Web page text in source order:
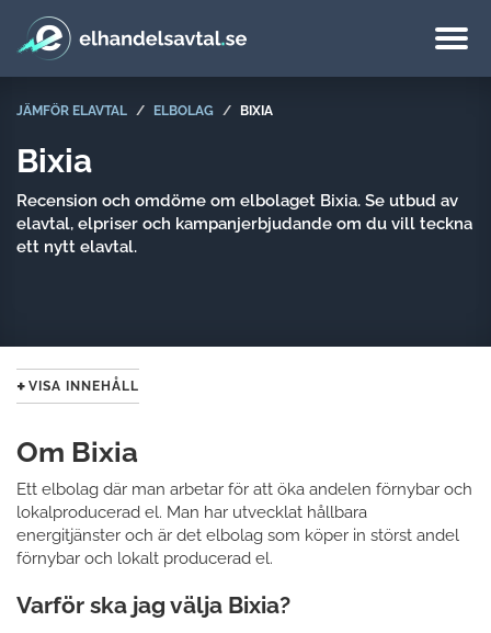
JÄMFÖR ELAVTAL ELBOLAG BIXIA
Bixia
Recension och omdöme om elbolaget Bixia. Se utbud av
elavtal, elpriser och kampanjerbjudande om du vill teckna
ett nytt elavtal.
VISA INNEHÅLL
Om Bixia
Ett elbolag där man arbetar för att öka andelen förnybar och
lokalproducerad el. Man har utvecklat hållbara
energitjänster och är det elbolag som köper in störst andel
förnybar och lokalt producerad el.
Varför ska jag välja Bixia?